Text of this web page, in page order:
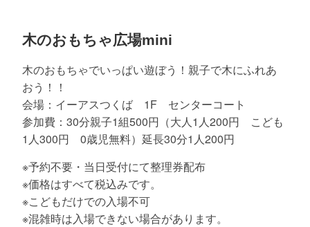
木のおもちゃ広場mini
木のおもちゃでいっぱい遊ぼう！親子で木にふれあ
おう！！
会場：イーアスつくば 1F センターコート
参加費：30分親子1組500円（大人1人200円 こども
1人300円 0歳児無料）延長30分1人200円
※予約不要・当日受付にて整理券配布
※価格はすべて税込みです。
※こどもだけでの入場不可
※混雑時は入場できない場合があります。